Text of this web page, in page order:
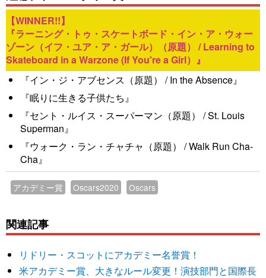
『ラーニング・トゥ・スケートボード・イン・ア・ウォー
ゾーン（イフ・ユア・ア・ガール）（原題） / Learning to
Skateboard in a Warzone (If You're a Girl）』
『イン・ジ・アブセンス（原題） / In the Absence』
『眠りに生きる子供たち』
『セント・ルイス・スーパーマン（原題） / St. Louis
Superman』
『ウォーク・ラン・チャチャ（原題） / Walk Run Cha-
Cha』
アカデミー賞 Oscars2020 Oscars
関連記事
リドリー・スコットにアカデミー名誉賞！
米アカデミー賞、大きなルール変更！演技部門と国際長